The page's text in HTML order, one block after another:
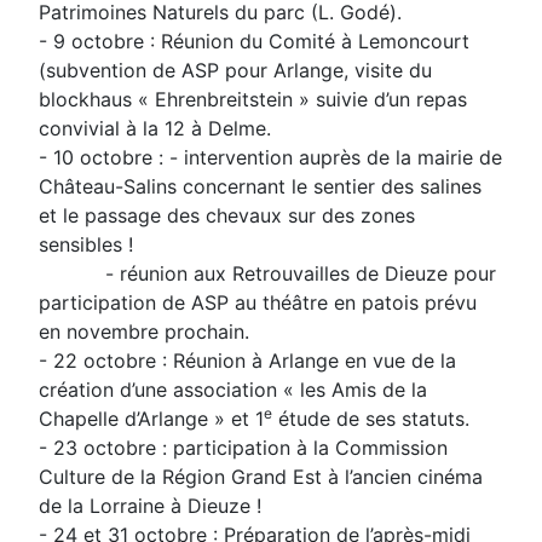
Patrimoines Naturels du parc (L. Godé).
- 9 octobre : Réunion du Comité à Lemoncourt
(subvention de ASP pour Arlange, visite du
blockhaus « Ehrenbreitstein » suivie d’un repas
convivial à la 12 à Delme.
- 10 octobre : - intervention auprès de la mairie de
Château-Salins concernant le sentier des salines
et le passage des chevaux sur des zones
sensibles !
- réunion aux Retrouvailles de Dieuze pour
participation de ASP au théâtre en patois prévu
en novembre prochain.
- 22 octobre : Réunion à Arlange en vue de la
création d’une association « les Amis de la
Chapelle d’Arlange » et 1e étude de ses statuts.
- 23 octobre : participation à la Commission
Culture de la Région Grand Est à l’ancien cinéma
de la Lorraine à Dieuze !
- 24 et 31 octobre : Préparation de l’après-midi